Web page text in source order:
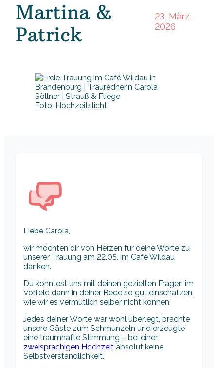
Martina &
Patrick
23. März
2026
Foto: Hochzeitslicht
Liebe Carola,
wir möchten dir von Herzen für deine Worte zu
unserer Trauung am 22.05. im Café Wildau
danken.
Du konntest uns mit deinen gezielten Fragen im
Vorfeld dann in deiner Rede so gut einschätzen,
wie wir es vermutlich selber nicht können.
Jedes deiner Worte war wohl überlegt, brachte
unsere Gäste zum Schmunzeln und erzeugte
eine traumhafte Stimmung – bei einer
zweisprachigen Hochzeit absolut keine
Selbstverständlichkeit.